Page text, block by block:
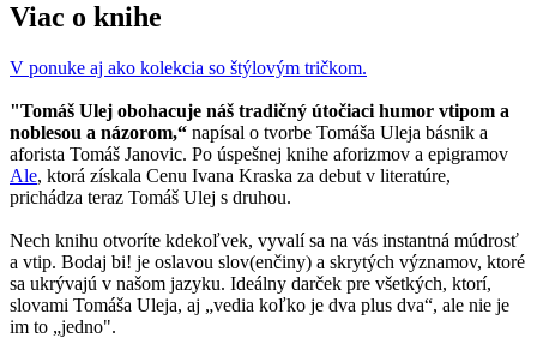
Viac o knihe
V ponuke aj ako kolekcia so štýlovým tričkom.
"Tomáš Ulej obohacuje náš tradičný útočiaci humor vtipom a
noblesou a názorom,“ napísal o tvorbe Tomáša Uleja básnik a
aforista Tomáš Janovic. Po úspešnej knihe aforizmov a epigramov
Ale, ktorá získala Cenu Ivana Kraska za debut v literatúre,
prichádza teraz Tomáš Ulej s druhou.
Nech knihu otvoríte kdekoľvek, vyvalí sa na vás instantná múdrosť
a vtip. Bodaj bi! je oslavou slov(enčiny) a skrytých významov, ktoré
sa ukrývajú v našom jazyku. Ideálny darček pre všetkých, ktorí,
slovami Tomáša Uleja, aj „vedia koľko je dva plus dva“, ale nie je
im to „jedno".